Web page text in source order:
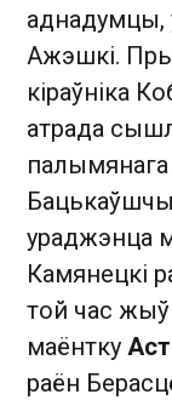
аднадумцы,
Ажэшкі.
кіраўніка
атрада
ураджэнца
Камянецкі
той час
маёнтку
раён